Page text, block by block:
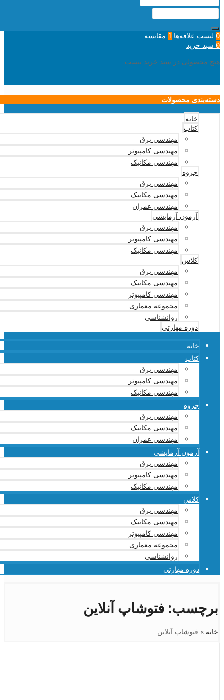
0 لیست علاقه‌ها 1 مقایسه
0 سبد خرید
هیچ محصولی در سبد خرید نیست.
دسته‌بندی محصولات
خانه
کتاب
مهندسی برق
مهندسی کامپیوتر
مهندسی مکانیک
جزوه
مهندسی برق
مهندسی مکانیک
مهندسی عمران
آزمون آزمایشی
مهندسی برق
مهندسی کامپیوتر
مهندسی مکانیک
کلاس
مهندسی برق
مهندسی مکانیک
مهندسی کامپیوتر
مجموعه معماری
روانشناسی
دوره مهارتی
خانه
کتاب
مهندسی برق
مهندسی کامپیوتر
مهندسی مکانیک
جزوه
مهندسی برق
مهندسی مکانیک
مهندسی عمران
آزمون آزمایشی
مهندسی برق
مهندسی کامپیوتر
مهندسی مکانیک
کلاس
مهندسی برق
مهندسی مکانیک
مهندسی کامپیوتر
مجموعه معماری
روانشناسی
دوره مهارتی
برچسب: فتوشاپ آنلاین
خانه » فتوشاپ آنلاین